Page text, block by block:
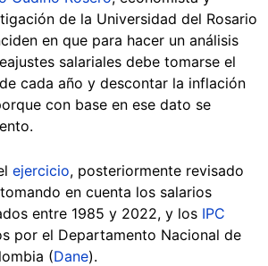
de la Universidad del Rosario
en que para hacer un análisis
salariales debe tomarse el
cada año y descontar la inflación
con base en ese dato se
ejercicio, posteriormente revisado
en cuenta los salarios
entre 1985 y 2022, y los IPC
por el Departamento Nacional de
(Dane).